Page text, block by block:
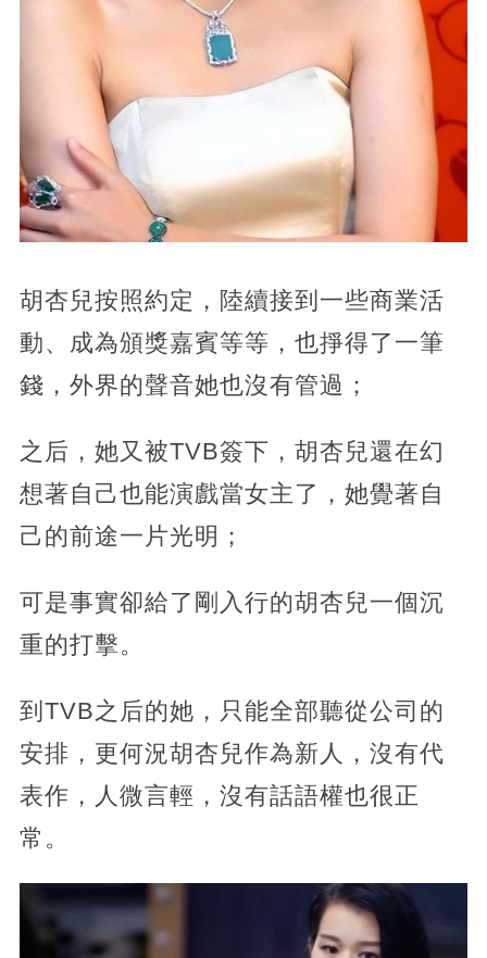
胡杏兒按照約定，陸續接到一些商業活
動、成為頒獎嘉賓等等，也掙得了一筆
錢，外界的聲音她也沒有管過；
之后，她又被TVB簽下，胡杏兒還在幻
想著自己也能演戲當女主了，她覺著自
己的前途一片光明；
可是事實卻給了剛入行的胡杏兒一個沉
重的打擊。
到TVB之后的她，只能全部聽從公司的
安排，更何況胡杏兒作為新人，沒有代
表作，人微言輕，沒有話語權也很正
常。